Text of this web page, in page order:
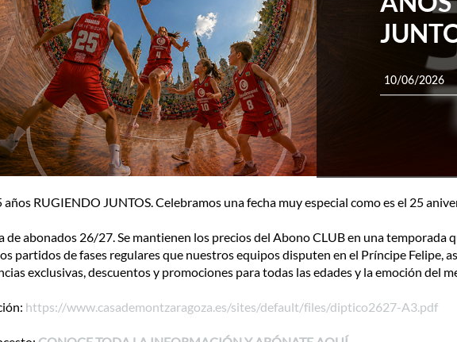
10/06/2026
RUGIENDO JUNTOS. Celebramos una fecha muy especial como es el 25
abonados 26/27. Se mantienen los precios del Abono CLUB en una temporada
partidos de fases regulares que nuestros equipos disputen en el Príncipe Felipe,
exclusivas, descuentos y promociones para todas las edades y la emoción del
https://www.casademontzaragoza.es/sites/default/files/diptico2627-A3.pdf